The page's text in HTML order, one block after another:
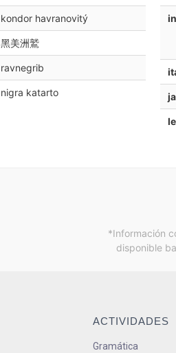
kondor havranovitý
黑美洲鷲
ravnegrib
nigra katarto
*Información
disponible
ACTIVIDADES
Gramática